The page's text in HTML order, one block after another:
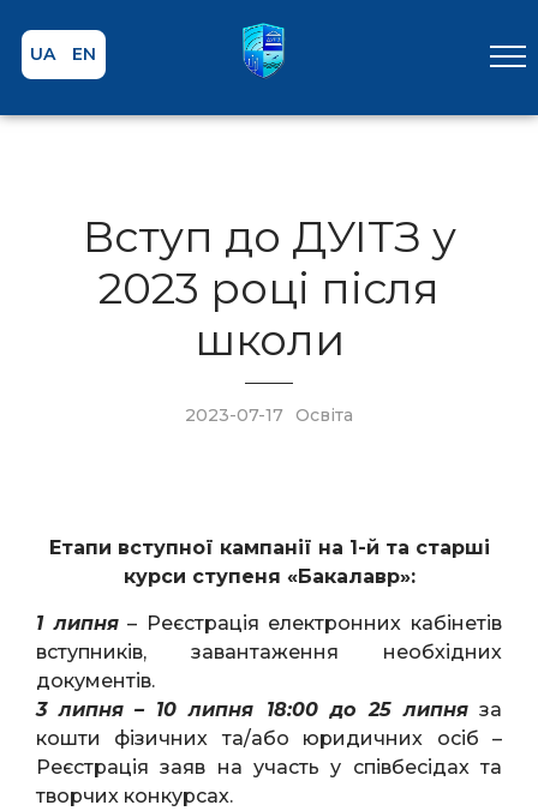
UA EN
Вступ до ДУІТЗ у
2023 році після
школи
2023-07-17 Освіта
Етапи вступної кампанії на 1-й та старші
курси ступеня «Бакалавр»:
1 липня– Реєстрація електронних кабінетів
вступників, завантаження необхідних
документів.
3 липня – 10 липня 18:00 до 25 липняза
кошти фізичних та/або юридичних осіб –
Реєстрація заяв на участь у співбесідах та
творчих конкурсах.